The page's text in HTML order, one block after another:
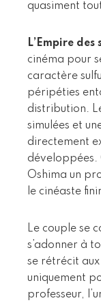
quasiment
L’Empire des
cinéma pour
caractère
péripéties
distribution.
simulées et
directement
Oshima un
le cinéaste
Le couple se
s’adonner à
se rétrécit
uniquement
professeur,